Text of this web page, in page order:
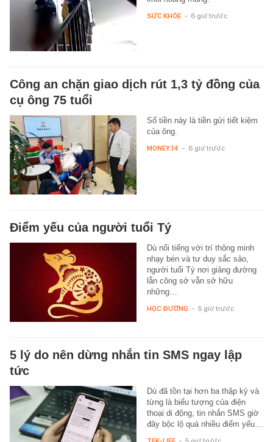
SỨC KHỎE - 6 giờ trước
Công an chặn giao dịch rút 1,3 tỷ đồng của
cụ ông 75 tuổi
Số tiền này là tiền gửi tiết kiệm
của ông.
MONEY.14 - 6 giờ trước
Điểm yếu của người tuổi Tý
Dù nổi tiếng với trí thông minh
nhạy bén và tư duy sắc sảo,
người tuổi Tý nơi giảng đường
lẫn công sở vẫn sở hữu
những…
HỌC ĐƯỜNG - 5 giờ trước
5 lý do nên dừng nhắn tin SMS ngay lập
tức
Dù đã tồn tại hơn ba thập kỷ và
từng là biểu tượng của điện
thoại di động, tin nhắn SMS giờ
đây bộc lộ quá nhiều điểm yếu…